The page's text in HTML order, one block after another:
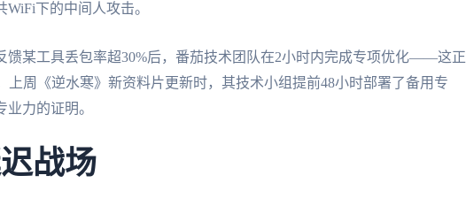
下的中间人攻击。
馈某工具丢包率超30%后，番茄技术团队在2小时内完成专项优化——这正
上周《逆水寒》新资料片更新时，其技术小组提前48小时部署了备用专
力的证明。
战场